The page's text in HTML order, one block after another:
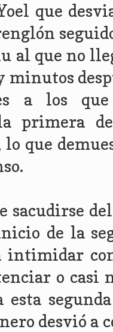
que
al que no
minutos
a los
primera
lo que
sacudirse
de la
o
esta
desvió a